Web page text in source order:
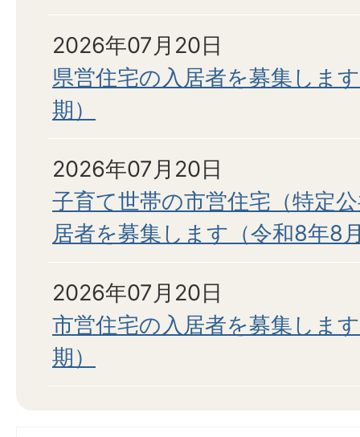
2026年07月20日
県営住宅の入居者を募集しま
期）
2026年07月20日
子育て世帯の市営住宅（特定
居者を募集します（令和8年8
2026年07月20日
市営住宅の入居者を募集しま
期）